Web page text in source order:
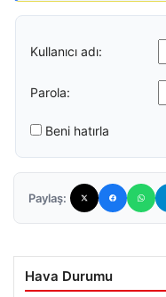
Kullanıcı adı:
Parola:
Beni hatırla
Paylaş:
Hava Durumu